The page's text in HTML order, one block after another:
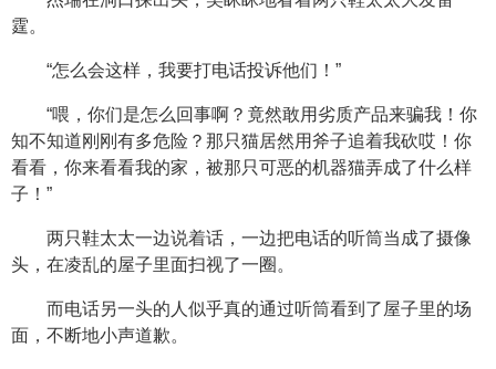
霆。
“怎么会这样，我要打电话投诉他们！”
“喂，你们是怎么回事啊？竟然敢用劣质产品来骗我！你
知不知道刚刚有多危险？那只猫居然用斧子追着我砍哎！你
看看，你来看看我的家，被那只可恶的机器猫弄成了什么样
子！”
两只鞋太太一边说着话，一边把电话的听筒当成了摄像
头，在凌乱的屋子里面扫视了一圈。
而电话另一头的人似乎真的通过听筒看到了屋子里的场
面，不断地小声道歉。